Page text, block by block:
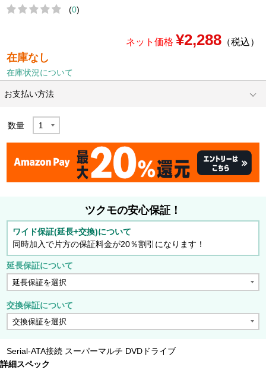
(0)
ネット価格 ¥2,288（税込）
在庫なし
在庫状況について
お支払い方法
数量
ツクモの安心保証！
ワイド保証(延長+交換)について
同時加入で片方の保証料金が20％割引になります！
延長保証について
交換保証について
Serial-ATA接続 スーパーマルチ DVDドライブ
詳細スペック